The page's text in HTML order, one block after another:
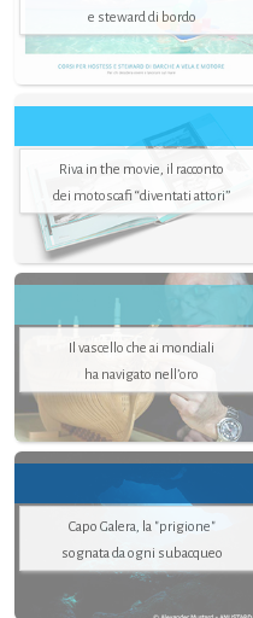
e steward di bordo
Riva in the movie, il racconto
dei motoscafi “diventati attori”
Il vascello che ai mondiali
ha navigato nell’oro
Capo Galera, la "prigione"
sognata da ogni subacqueo